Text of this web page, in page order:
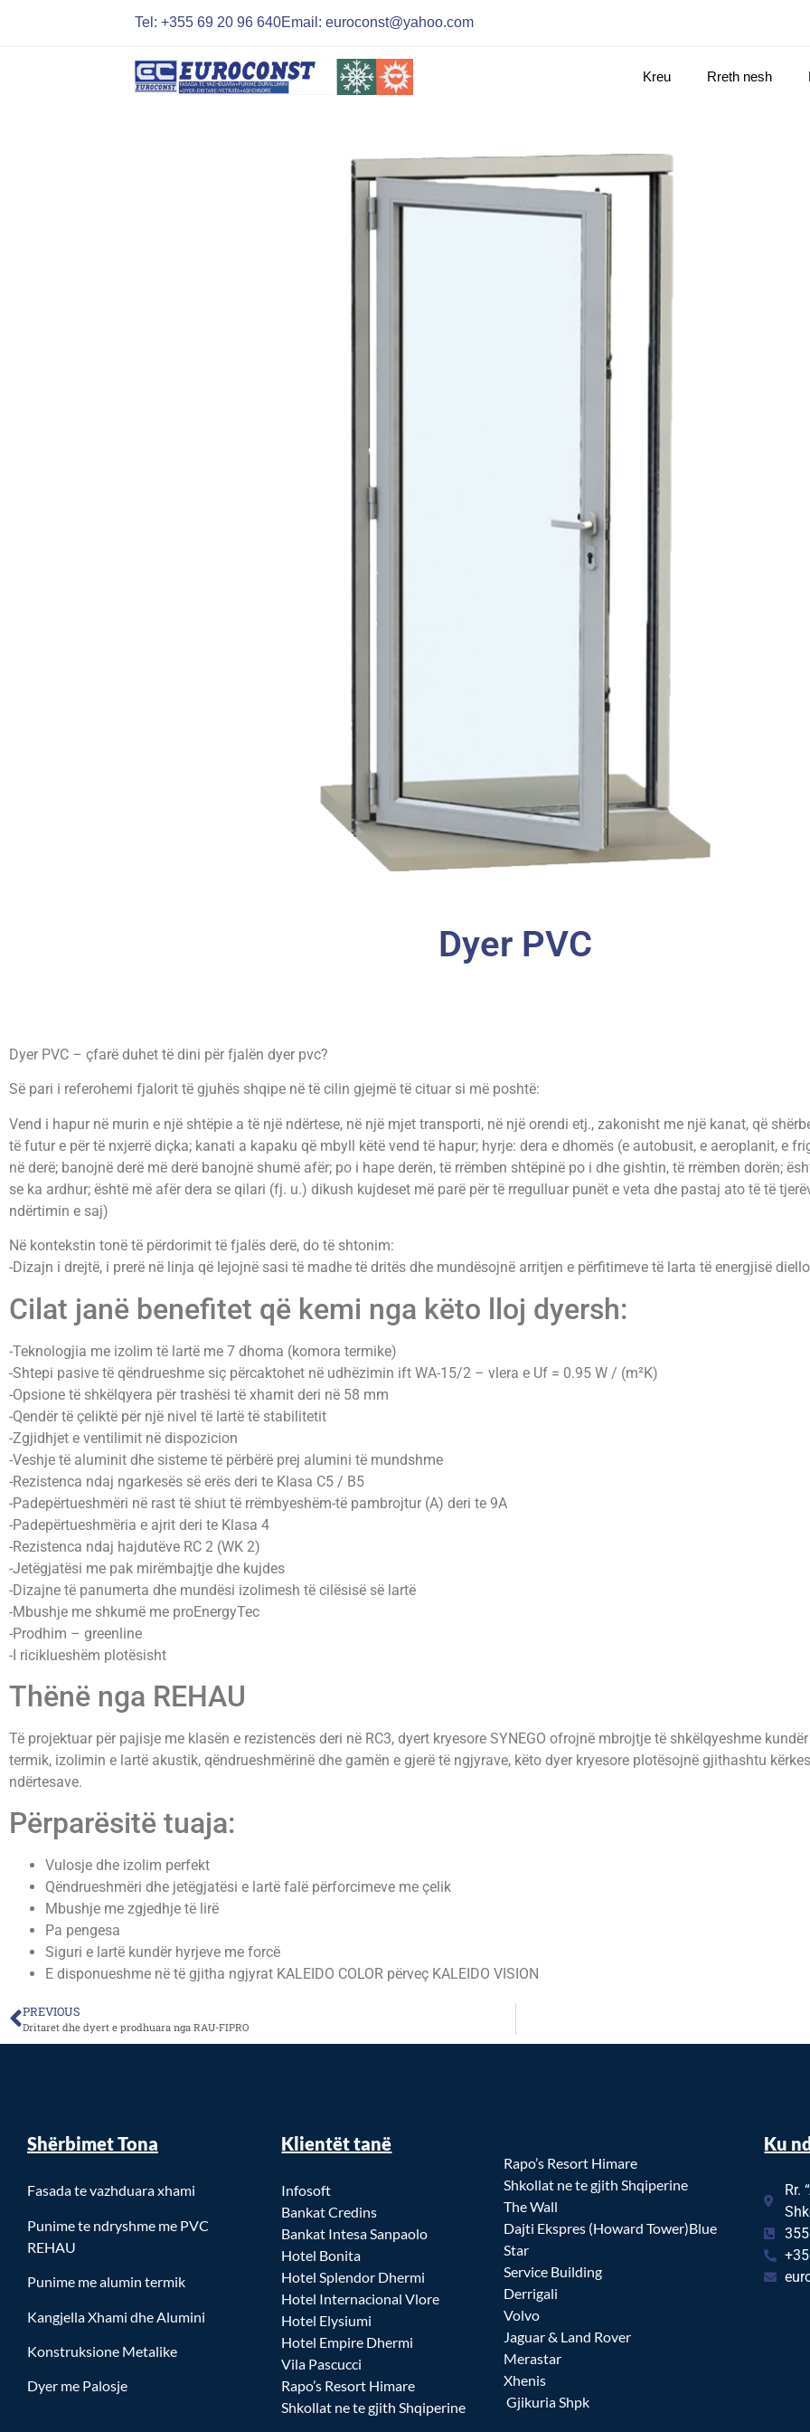
Tel: +355 69 20 96 640Email: euroconst@yahoo.com
Kreu Rreth nesh
Dyer PVC
Dyer PVC – çfarë duhet të dini për fjalën dyer pvc?
Së pari i referohemi fjalorit të gjuhës shqipe në të cilin gjejmë të cituar si më poshtë:
Vend i hapur në murin e një shtëpie a të një ndërtese, në një mjet transporti, në një orendi etj., zakonisht me një kanat, që
të futur e për të nxjerrë diçka; kanati a kapaku që mbyll këtë vend të hapur; hyrje: dera e dhomës (e autobusit, e aeroplanit, e
në derë; banojnë derë më derë banojnë shumë afër; po i hape derën, të rrëmben shtëpinë po i dhe gishtin, të rrëmben dorën;
se ka ardhur; është më afër dera se qilari (fj. u.) dikush kujdeset më parë për të rregulluar punët e veta dhe pastaj ato të të
ndërtimin e saj)
Në kontekstin tonë të përdorimit të fjalës derë, do të shtonim:
-Dizajn i drejtë, i prerë në linja që lejojnë sasi të madhe të dritës dhe mundësojnë arritjen e përfitimeve të larta të energjisë
Cilat janë benefitet që kemi nga këto lloj dyersh:
-Teknologjia me izolim të lartë me 7 dhoma (komora termike)
-Shtepi pasive të qëndrueshme siç përcaktohet në udhëzimin ift WA-15/2 – vlera e Uf = 0.95 W / (m²K)
-Opsione të shkëlqyera për trashësi të xhamit deri në 58 mm
-Qendër të çeliktë për një nivel të lartë të stabilitetit
-Zgjidhjet e ventilimit në dispozicion
-Veshje të aluminit dhe sisteme të përbërë prej alumini të mundshme
-Rezistenca ndaj ngarkesës së erës deri te Klasa C5 / B5
-Padepërtueshmëri në rast të shiut të rrëmbyeshëm-të pambrojtur (A) deri te 9A
-Padepërtueshmëria e ajrit deri te Klasa 4
-Rezistenca ndaj hajdutëve RC 2 (WK 2)
-Jetëgjatësi me pak mirëmbajtje dhe kujdes
-Dizajne të panumerta dhe mundësi izolimesh të cilësisë së lartë
-Mbushje me shkumë me proEnergyTec
-Prodhim – greenline
-I riciklueshëm plotësisht
Thënë nga REHAU
Të projektuar për pajisje me klasën e rezistencës deri në RC3, dyert kryesore SYNEGO ofrojnë mbrojtje të shkëlqyeshme
termik, izolimin e lartë akustik, qëndrueshmërinë dhe gamën e gjerë të ngjyrave, këto dyer kryesore plotësojnë gjithashtu
ndërtesave.
Përparësitë tuaja:
Vulosje dhe izolim perfekt
Qëndrueshmëri dhe jetëgjatësi e lartë falë përforcimeve me çelik
Mbushje me zgjedhje të lirë
Pa pengesa
Siguri e lartë kundër hyrjeve me forcë
E disponueshme në të gjitha ngjyrat KALEIDO COLOR përveç KALEIDO VISION
PREVIOUS
Dritaret dhe dyert e prodhuara nga RAU-FIPRO
Shërbimet Tona
Fasada te vazhduara xhami
Punime te ndryshme me PVC
REHAU
Punime me alumin termik
Kangjella Xhami dhe Alumini
Konstruksione Metalike
Dyer me Palosje
Klientët tanë
Infosoft
Bankat Credins
Bankat Intesa Sanpaolo
Hotel Bonita
Hotel Splendor Dhermi
Hotel Internacional Vlore
Hotel Elysiumi
Hotel Empire Dhermi
Vila Pascucci
Rapo’s Resort Himare
Shkollat ne te gjith Shqiperine
Rapo’s Resort Himare
Shkollat ne te gjith Shqiperine
The Wall
Dajti Ekspres (Howard Tower)Blue
Star
Service Building
Derrigali
Volvo
Jaguar & Land Rover
Merastar
Xhenis
Gjikuria Shpk
Ku
Rr.